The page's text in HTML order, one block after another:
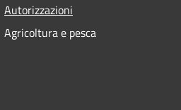
Autorizzazioni
Agricoltura e pesca